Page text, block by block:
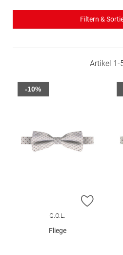
Filtern &
Artikel 1-
ZUR
G.O.L.
Fliege
-10%